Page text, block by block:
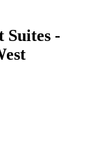
Suites -